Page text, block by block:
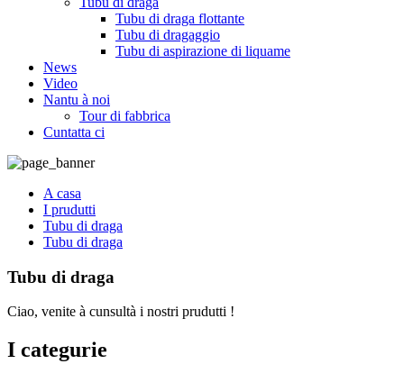
Tubu di draga flottante
Tubu di dragaggio
Tubu di aspirazione di liquame
News
Video
Nantu à noi
Tour di fabbrica
Cuntatta ci
A casa
I prudutti
Tubu di draga
Tubu di draga
Tubu di draga
Ciao, venite à cunsultà i nostri prudutti !
I categurie